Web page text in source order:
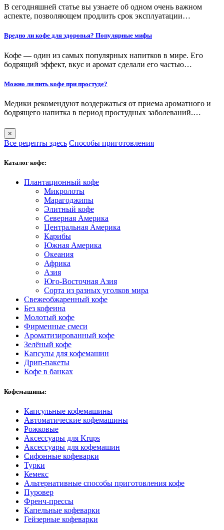
В сегодняшней статье вы узнаете об одном очень важном
аспекте, позволяющем продлить срок эксплуатации…
Вредно ли кофе для здоровья? Популярные мифы
Кофе — один из самых популярных напитков в мире. Его
бодрящий эффект, вкус и аромат сделали его частью…
Можно ли пить кофе при простуде?
Медики рекомендуют воздержаться от приема ароматного и
бодрящего напитка в период простудных заболеваний.…
×
Все рецепты здесь Способы приготовления
Каталог кофе:
Плантационный кофе
Микролоты
Марагоджипы
Элитный кофе
Северная Америка
Центральная Америка
Карибы
Южная Америка
Океания
Африка
Азия
Юго-Восточная Азия
Сорта из разных уголков мира
Свежеобжаренный кофе
Без кофеина
Молотый кофе
Фирменные смеси
Ароматизированный кофе
Зелёный кофе
Капсулы для кофемашин
Дрип-пакеты
Кофе в банках
Кофемашины:
Капсульные кофемашины
Автоматические кофемашины
Рожковые
Аксессуары для Krups
Аксессуары для кофемашин
Сифонные кофеварки
Турки
Кемекс
Альтернативные способы приготовления кофе
Пуровер
Френч-прессы
Капельные кофеварки
Гейзерные кофеварки